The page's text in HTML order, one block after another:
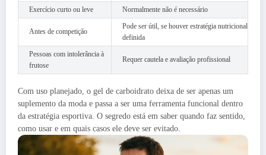
Exercício curto ou leve
Normalmente não é necessário
Antes de competição
Pode ser útil, se houver estratégia nutricional
definida
Pessoas com intolerância à
frutose
Requer cautela e avaliação profissional
Com uso planejado, o gel de carboidrato deixa de ser apenas um
suplemento da moda e passa a ser uma ferramenta funcional dentro
da estratégia esportiva. O segredo está em saber quando faz sentido,
como usar e em quais casos ele deve ser evitado.